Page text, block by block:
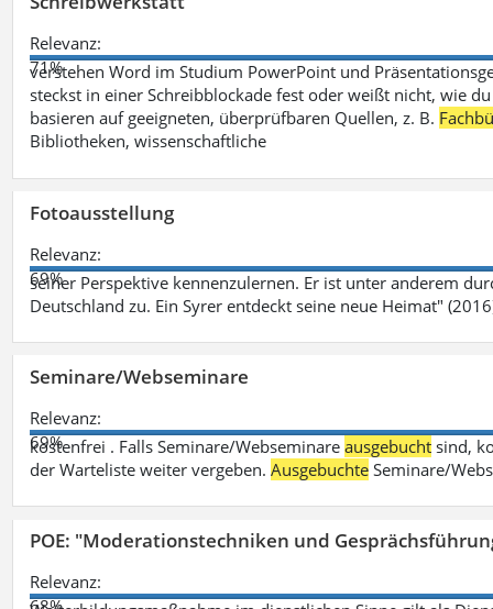
Relevanz:
71%
verstehen Word im Studium PowerPoint und
steckst in einer Schreibblockade fest oder weißt nicht, wie
basieren auf geeigneten, überprüfbaren Quellen, z. B.
Bibliotheken, wissenschaftliche
Fotoausstellung
Relevanz:
69%
seiner Perspektive kennenzulernen. Er ist unter anderem
Deutschland zu. Ein Syrer entdeckt seine neue Heimat"
Seminare/Webseminare
Relevanz:
69%
kostenfrei . Falls Seminare/Webseminareausgebucht sind,
der Warteliste weiter vergeben.Ausgebuchte Seminare/
POE: "Moderationstechniken und
Relevanz: